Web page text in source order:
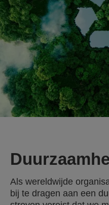
Als wereldwijde
bij te dragen aan een